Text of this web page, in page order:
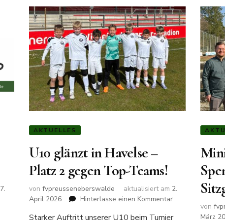
7.
AKTUELLES
U10 glänzt in Havelse –
Platz 2 gegen Top-Teams!
von fvpreusseneberswalde aktualisiert am 2.
April 2026
Hinterlasse einen Kommentarzu
Starker Auftritt unserer U10 beim Turnier
von
März